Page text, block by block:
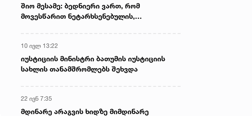
შიო მესამე: ბედნიერი ვართ, რომ
მოვესწარით ნეტარხსენებულის,
10 ივლ 13:22
იუსტიციის მინისტრი ბათუმის იუსტიციის
სახლის თანამშრომლებს შეხვდა
22 ივნ 7:35
მდინარე არაგვის ხიდზე მიმდინარე